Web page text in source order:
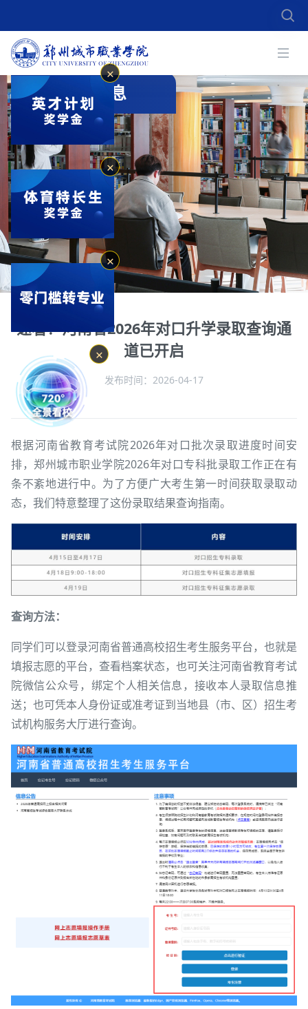
招生信息
速看！河南省2026年对口升学录取查询通
道已开启
发布时间：2026-04-17
根据河南省教育考试院2026年对口批次录取进度时间安
排，郑州城市职业学院2026年对口专科批录取工作正在有
条不紊地进行中。为了方便广大考生第一时间获取录取动
态，我们特意整理了这份录取结果查询指南。
查询方法：
同学们可以登录河南省普通高校招生考生服务平台，也就是
填报志愿的平台，查看档案状态，也可关注河南省教育考试
院微信公众号，绑定个人相关信息，接收本人录取信息推
送；也可凭本人身份证或准考证到当地县（市、区）招生考
试机构服务大厅进行查询。
✕
✕
✕
✕